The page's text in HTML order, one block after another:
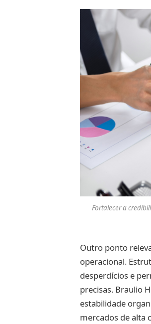
Fortalecer a
Outro ponto
operacional.
desperdícios e
precisas. Braulio
estabilidade
mercados de alta